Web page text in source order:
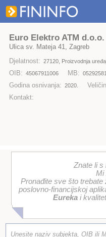
Euro Elektro ATM d.o.o.
Ulica sv. Mateja 41, Zagreb
Djelatnost: 27120, Proizvodnja
OIB: 45067911006 MB: 05292581
Godina osnivanja: 2020.
Kontakt:
Znate li s
Mi
Pronađite sve što
poslovno-financijskoj
Eurekai